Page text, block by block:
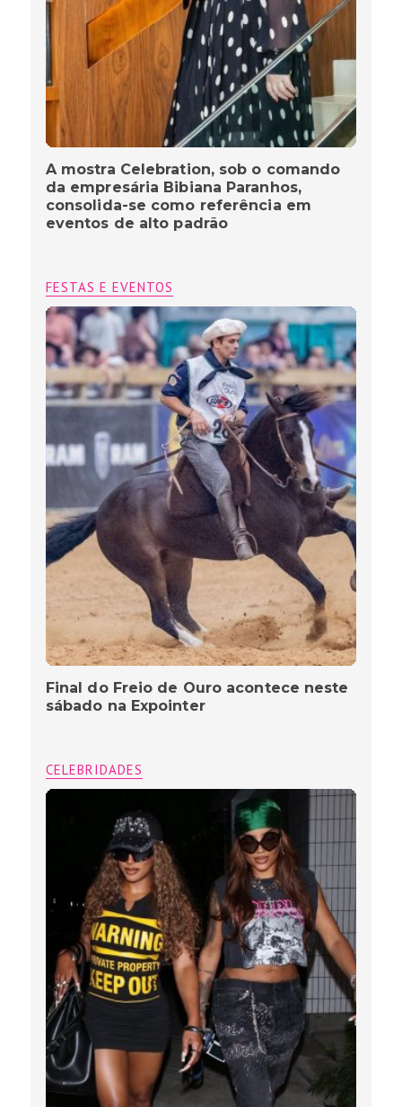
A mostra Celebration, sob o comando
da empresária Bibiana Paranhos,
consolida-se como referência em
eventos de alto padrão
FESTAS E EVENTOS
Final do Freio de Ouro acontece neste
sábado na Expointer
CELEBRIDADES